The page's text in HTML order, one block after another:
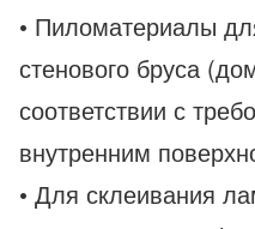
• Пиломатериалы
стенового бруса
соответствии с
внутренним
• Для склеивания